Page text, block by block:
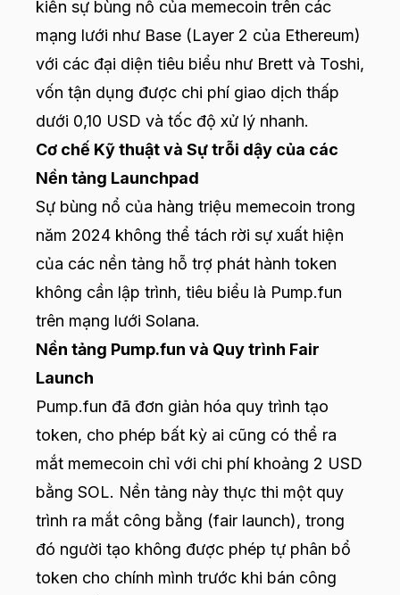
kiến sự bùng nổ của memecoin trên các
mạng lưới như Base (Layer 2 của Ethereum)
với các đại diện tiêu biểu như Brett và Toshi,
vốn tận dụng được chi phí giao dịch thấp
dưới 0,10 USD và tốc độ xử lý nhanh.
Cơ chế Kỹ thuật và Sự trỗi dậy của các
Nền tảng Launchpad
Sự bùng nổ của hàng triệu memecoin trong
năm 2024 không thể tách rời sự xuất hiện
của các nền tảng hỗ trợ phát hành token
không cần lập trình, tiêu biểu là Pump.fun
trên mạng lưới Solana.
Nền tảng Pump.fun và Quy trình Fair
Launch
Pump.fun đã đơn giản hóa quy trình tạo
token, cho phép bất kỳ ai cũng có thể ra
mắt memecoin chỉ với chi phí khoảng 2 USD
bằng SOL. Nền tảng này thực thi một quy
trình ra mắt công bằng (fair launch), trong
đó người tạo không được phép tự phân bổ
token cho chính mình trước khi bán công